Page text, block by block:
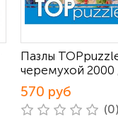
Пазлы
черемухой 2000
570 руб